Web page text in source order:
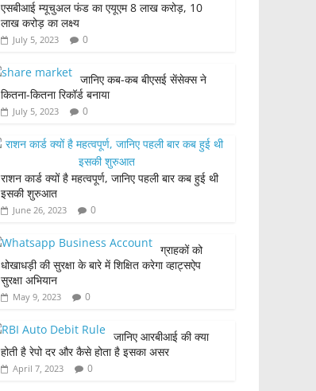
एसबीआई म्यूचुअल फंड का एयूएम 8 लाख करोड़, 10
लाख करोड़ का लक्ष्य
July 5, 2023 0
जानिए कब-कब बीएसई सेंसेक्स ने
कितना-कितना रिकॉर्ड बनाया
July 5, 2023 0
राशन कार्ड क्यों है महत्वपूर्ण, जानिए पहली बार कब हुई थी
इसकी शुरुआत
June 26, 2023 0
ग्राहकों को
धोखाधड़ी की सुरक्षा के बारे में शिक्षित करेगा व्हाट्सऐप
सुरक्षा अभियान
May 9, 2023 0
जानिए आरबीआई की क्या
होती है रेपो दर और कैसे होता है इसका असर
April 7, 2023 0